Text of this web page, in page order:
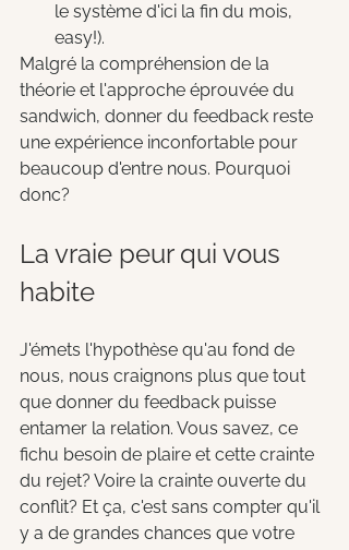
le système d'ici la fin du mois,
easy!).
Malgré la compréhension de la
théorie et l'approche éprouvée du
sandwich, donner du feedback reste
une expérience inconfortable pour
beaucoup d'entre nous. Pourquoi
donc?
La vraie peur qui vous
habite
J'émets l'hypothèse qu'au fond de
nous, nous craignons plus que tout
que donner du feedback puisse
entamer la relation. Vous savez, ce
fichu besoin de plaire et cette crainte
du rejet? Voire la crainte ouverte du
conflit? Et ça, c'est sans compter qu'il
y a de grandes chances que votre